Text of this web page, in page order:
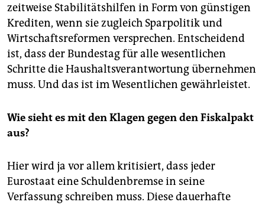
zeitweise Stabilitätshilfen in Form von günstigen
Krediten, wenn sie zugleich Sparpolitik und
Wirtschaftsreformen versprechen. Entscheidend
ist, dass der Bundestag für alle wesentlichen
Schritte die Haushaltsverantwortung übernehmen
muss. Und das ist im Wesentlichen gewährleistet.
Wie sieht es mit den Klagen gegen den Fiskalpakt
aus?
Hier wird ja vor allem kritisiert, dass jeder
Eurostaat eine Schuldenbremse in seine
Verfassung schreiben muss. Diese dauerhafte